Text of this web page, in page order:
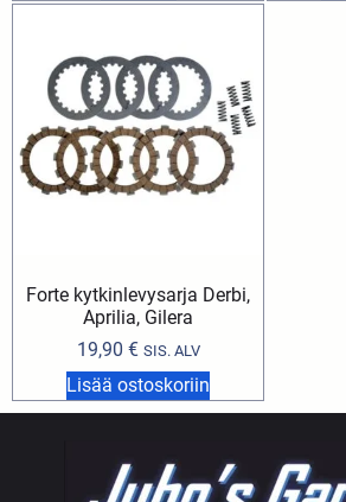
Forte kytkinlevysarja Derbi,
Aprilia, Gilera
19,90 € SIS. ALV
Lisää ostoskoriin